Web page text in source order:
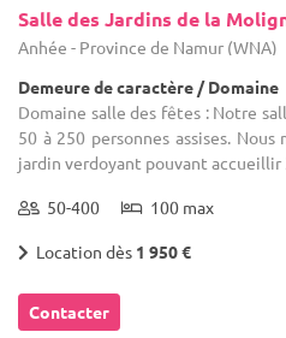
Salle des Jardins de la
Anhée - Province de Namur (WNA)
Demeure de caractère / Domaine
Domaine salle des fêtes : Notre
50 à 250 personnes assises.
jardin verdoyant pouvant accueillir
50-400 100 max
Location dès 1 950 €
Contacter